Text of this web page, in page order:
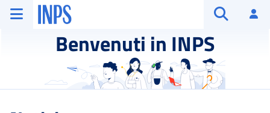
Vai al menu principale
Vai al contenuto principale
Vai al pie' di pagina
INPS ()
Benvenuti in INPS